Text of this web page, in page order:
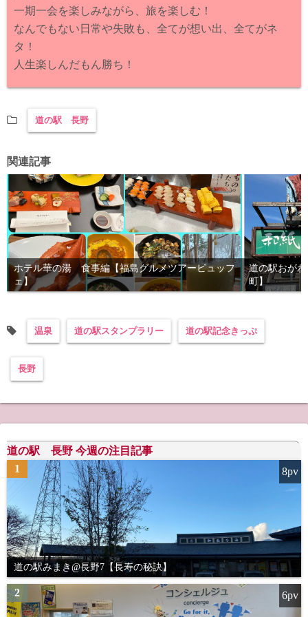
一期一会を楽しみながら、旅を楽しむ！
なんでもない日常や失敗も、全てが想い出、全てがネ
タ！
人生楽しんだもん勝ち！
道の駅 長野
関連記事
ホテル華の湯 食事編【福島グルメツアービュッフ
ェ】
道の駅おが
町】
温泉 道の駅スタンプラリー 道の駅記念きっぷ
長野
道の駅 長野 今週の注目記事
1
道の駅みまき@長野7【長寿の秘訣】
8pv
2 6pv